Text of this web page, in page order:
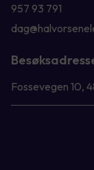
957 93 791
Fossevegen 10,